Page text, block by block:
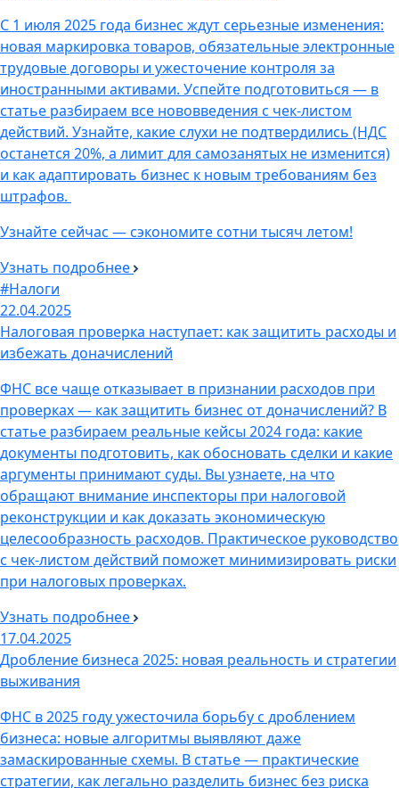
С 1 июля 2025 года бизнес ждут серьезные изменения:
новая маркировка товаров, обязательные электронные
трудовые договоры и ужесточение контроля за
иностранными активами. Успейте подготовиться — в
статье разбираем все нововведения с чек-листом
действий. Узнайте, какие слухи не подтвердились (НДС
останется 20%, а лимит для самозанятых не изменится)
и как адаптировать бизнес к новым требованиям без
штрафов.
Узнайте сейчас — сэкономите сотни тысяч летом!
Узнать подробнее
#Налоги
22.04.2025
Налоговая проверка наступает: как защитить расходы и
избежать доначислений
ФНС все чаще отказывает в признании расходов при
проверках — как защитить бизнес от доначислений? В
статье разбираем реальные кейсы 2024 года: какие
документы подготовить, как обосновать сделки и какие
аргументы принимают суды. Вы узнаете, на что
обращают внимание инспекторы при налоговой
реконструкции и как доказать экономическую
целесообразность расходов. Практическое руководство
с чек-листом действий поможет минимизировать риски
при налоговых проверках.
Узнать подробнее
17.04.2025
Дробление бизнеса 2025: новая реальность и стратегии
выживания
ФНС в 2025 году ужесточила борьбу с дроблением
бизнеса: новые алгоритмы выявляют даже
замаскированные схемы. В статье — практические
стратегии, как легально разделить бизнес без риска